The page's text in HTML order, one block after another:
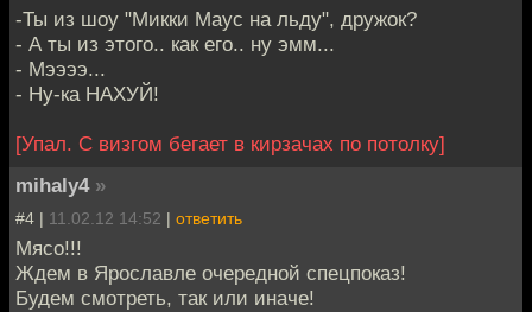
-Ты из шоу "Микки Маус на льду", дружок?
- А ты из этого.. как его.. ну эмм...
- Мээээ...
- Ну-ка НАХУЙ!
[Упал. С визгом бегает в кирзачах по потолку]
mihaly4 »
#4 | 11.02.12 14:52 | ответить
Мясо!!!
Ждем в Ярославле очередной спецпоказ!
Будем смотреть, так или иначе!